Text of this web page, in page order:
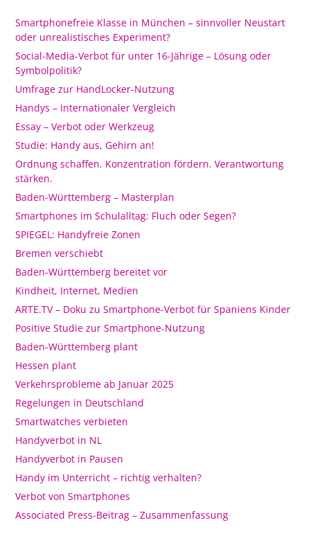
Smartphonefreie Klasse in München – sinnvoller Neustart
oder unrealistisches Experiment?
Social-Media-Verbot für unter 16-Jährige – Lösung oder
Symbolpolitik?
Umfrage zur HandLocker-Nutzung
Handys – Internationaler Vergleich
Essay – Verbot oder Werkzeug
Studie: Handy aus, Gehirn an!
Ordnung schaffen. Konzentration fördern. Verantwortung
stärken.
Baden-Württemberg – Masterplan
Smartphones im Schulalltag: Fluch oder Segen?
SPIEGEL: Handyfreie Zonen
Bremen verschiebt
Baden-Württemberg bereitet vor
Kindheit, Internet, Medien
ARTE.TV – Doku zu Smartphone-Verbot für Spaniens Kinder
Positive Studie zur Smartphone-Nutzung
Baden-Württemberg plant
Hessen plant
Verkehrsprobleme ab Januar 2025
Regelungen in Deutschland
Smartwatches verbieten
Handyverbot in NL
Handyverbot in Pausen
Handy im Unterricht – richtig verhalten?
Verbot von Smartphones
Associated Press-Beitrag – Zusammenfassung